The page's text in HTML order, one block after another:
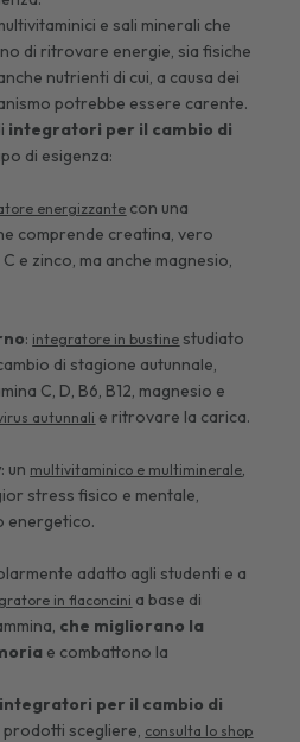
e sali minerali che
di ritrovare energie, sia fisiche
nutrienti di cui, a causa dei
potrebbe essere carente.
integratori per il cambio di
di esigenza:
energizzante con una
comprende creatina, vero
e zinco, ma anche magnesio,
: integratore in bustine studiato
di stagione autunnale,
C, D, B6, B12, magnesio e
autunnali e ritrovare la carica.
: un multivitaminico e multiminerale
stress fisico e mentale,
energetico.
adatto agli studenti e a
in flaconcini a base di
che migliorano la
e combattono la
integratori per il cambio di
prodotti scegliere, consulta lo shop